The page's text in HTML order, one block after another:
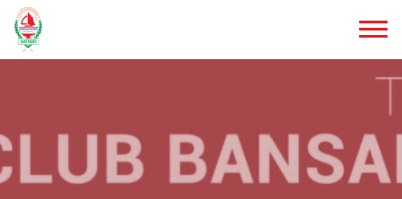
Saltar
al
contenido